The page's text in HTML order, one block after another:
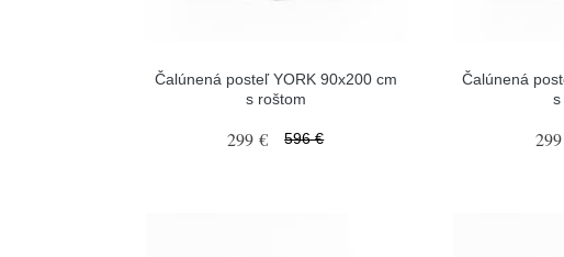
Čalúnená posteľ YORK 90x200 cm
s roštom
299 € 596 €
Čalúnená
s